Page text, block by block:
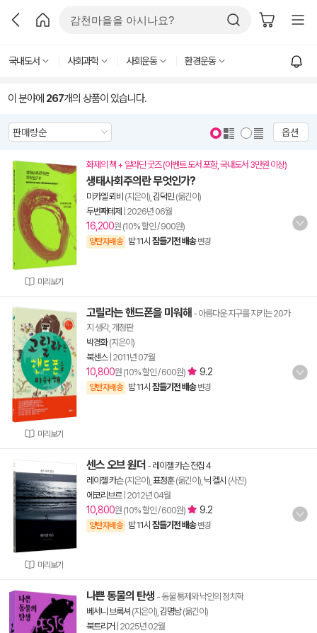
국내도서 사회과학 사회운동 환경운동
이 분야에 267개의 상품이 있습니다.
옵션
미리보기
화제의 책 + 알라딘 굿즈 (이벤트 도서 포함, 국내도서 3만원 이상)
생태사회주의란 무엇인가?
미카엘 뢰비 (지은이), 김덕민(옮긴이)
두번째테제
2026년 06월
16,200원 (10% 할인 / 900원)
양탄자배송 밤 11시 잠들기전 배송 변경
미리보기
고릴라는 핸드폰을 미워해 - 아름다운 지구를 지키는 20가
지 생각, 개정판
박경화(지은이)
북센스| 2011년 07월
10,800원 (10% 할인 / 600원) 9.2
양탄자배송 밤 11시 잠들기전 배송 변경
미리보기
센스 오브 원더 - 레이첼 카슨 전집 4
레이첼 카슨(지은이), 표정훈(옮긴이), 닉 켈시 (사진)
에코리브르| 2012년 04월
10,800원 (10% 할인 / 600원) 9.2
양탄자배송 밤 11시 잠들기전 배송 변경
나쁜 동물의 탄생 - 동물 통제와 낙인의 정치학
베서니 브룩셔 (지은이), 김명남(옮긴이)
북트리거 2025년 02월